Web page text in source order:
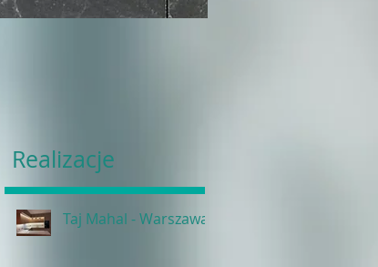
Realizacje
Taj Mahal - Warszawa